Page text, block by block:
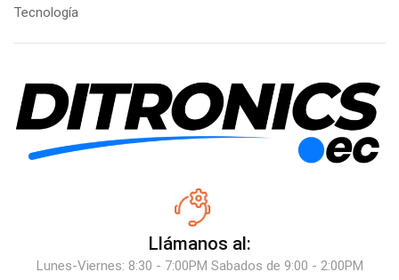
Tecnología
Llámanos al:
Lunes-Viernes: 8:30 - 7:00PM Sabados de 9:00 - 2:00PM